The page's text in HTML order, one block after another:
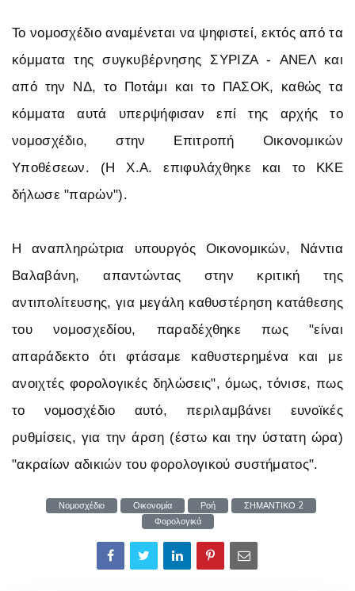
Το νομοσχέδιο αναμένεται να ψηφιστεί, εκτός από τα
κόμματα της συγκυβέρνησης ΣΥΡΙΖΑ - ΑΝΕΛ και
από την ΝΔ, το Ποτάμι και το ΠΑΣΟΚ, καθώς τα
κόμματα αυτά υπερψήφισαν επί της αρχής το
νομοσχέδιο, στην Επιτροπή Οικονομικών
Υποθέσεων. (Η Χ.Α. επιφυλάχθηκε και το ΚΚΕ
δήλωσε "παρών").
Η αναπληρώτρια υπουργός Οικονομικών, Νάντια
Βαλαβάνη, απαντώντας στην κριτική της
αντιπολίτευσης, για μεγάλη καθυστέρηση κατάθεσης
του νομοσχεδίου, παραδέχθηκε πως "είναι
απαράδεκτο ότι φτάσαμε καθυστερημένα και με
ανοιχτές φορολογικές δηλώσεις", όμως, τόνισε, πως
το νομοσχέδιο αυτό, περιλαμβάνει ευνοϊκές
ρυθμίσεις, για την άρση (έστω και την ύστατη ώρα)
"ακραίων αδικιών του φορολογικού συστήματος".
Νομοσχέδιο Οικονομία Ροή
ΣΗΜΑΝΤΙΚΟ 2
Φορολογικά